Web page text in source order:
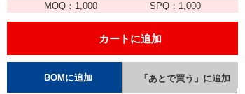
MOQ： 1,000 SPQ： 1,000